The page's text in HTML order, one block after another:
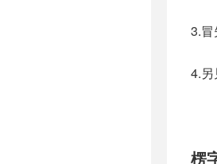
3.冒
4.另
楞